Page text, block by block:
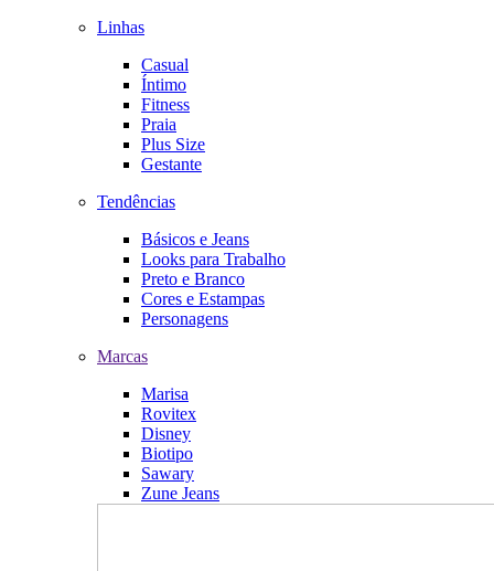
Linhas
Casual
Íntimo
Fitness
Praia
Plus Size
Gestante
Tendências
Básicos e Jeans
Looks para Trabalho
Preto e Branco
Cores e Estampas
Personagens
Marcas
Marisa
Rovitex
Disney
Biotipo
Sawary
Zune Jeans